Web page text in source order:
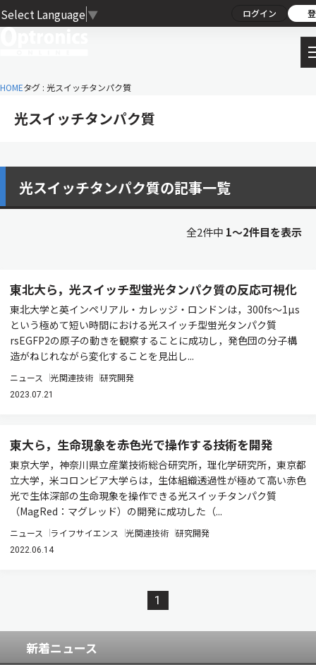
Select Language ▼ ログイン
HOMEタグ : 光スイッチタンパク質
光スイッチタンパク質
光スイッチタンパク質の記事一覧
全2件中 1〜2件目を表示
東北大ら，光スイッチ型蛍光タンパク質の反応可視化
東北大学と英インペリアル・カレッジ・ロンドンは，300fs～1µs
という極めて短い時間における光スイッチ型蛍光タンパク質
rsEGFP2の原子の動きを観察することに成功し，発色団の分子構
造がねじれながら変化することを見出し...
ニュース 光関連技術 研究開発
2023.07.21
東大ら，生命現象を赤色光で操作する技術を開発
東京大学，神奈川県立産業技術総合研究所，理化学研究所，東京都
立大学，米コロンビア大学らは，生体組織透過性が極めて高い赤色
光で生体深部の生命現象を操作できる光スイッチタンパク質
（MagRed：マグレッド）の開発に成功した（...
ニュース ライフサイエンス 光関連技術 研究開発
2022.06.14
1
新着ニュース